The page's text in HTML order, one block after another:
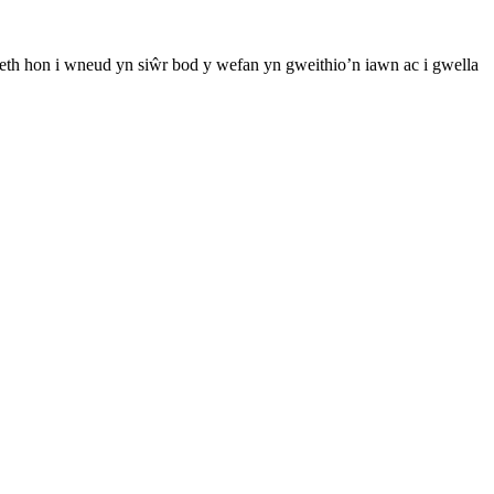
hon i wneud yn siŵr bod y wefan yn gweithio’n iawn ac i gwella